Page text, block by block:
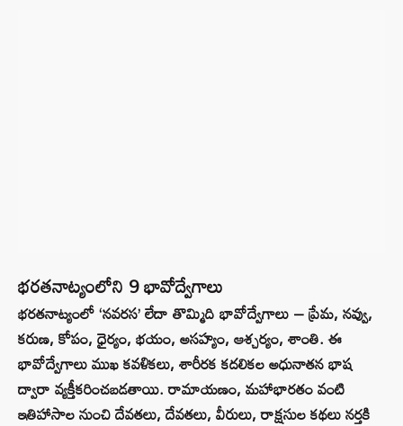
భరతనాట్యంలోని 9 భావోద్వేగాలు
భరతనాట్యంలో ‘నవరస’ లేదా తొమ్మిది భావోద్వేగాలు – ప్రేమ, నవ్వు,
కరుణ, కోపం, ధైర్యం, భయం, అసహ్యం, ఆశ్చర్యం, శాంతి. ఈ
భావోద్వేగాలు ముఖ కవళికలు, శారీరక కదలికల అధునాతన భాష
ద్వారా వ్యక్తీకరించబడతాయి. రామాయణం, మహాభారతం వంటి
ఇతిహాసాల నుంచి దేవతలు, దేవతలు, వీరులు, రాక్షసుల కథలు నర్తకి